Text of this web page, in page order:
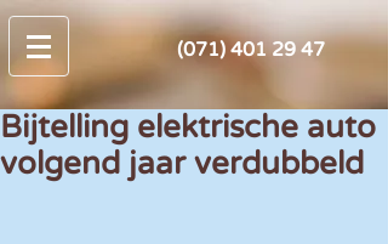
(071) 401 29 47
Bijtelling elektrische auto
volgend jaar verdubbeld